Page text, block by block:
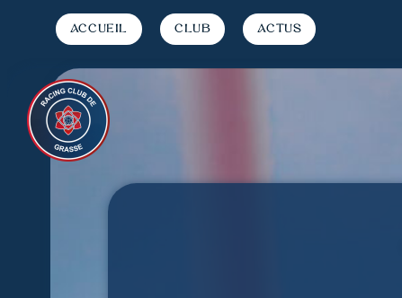
Accueil Club Actus